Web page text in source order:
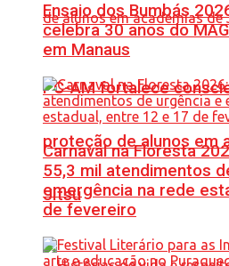
PC-AM fortalece
proteção de alunos em
Jítsu
Ensaio dos Bumbás
celebra 30 anos do
em Manaus
Carnaval na Floresta
55,3 mil atendimentos
emergência na rede
de fevereiro